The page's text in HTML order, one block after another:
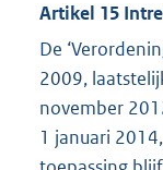
Artikel 15
De
2009,
november
1 januari